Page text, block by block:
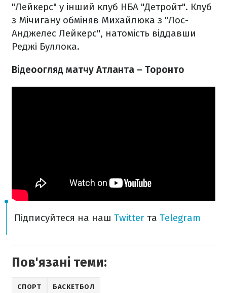
"Лейкерс" у інший клуб НБА "Детройт". Клуб
з Мічигану обміняв Михайлюка з "Лос-
Анджелес Лейкерс", натомість віддавши
Реджі Буллока.
Відеоогляд матчу Атланта – Торонто
Підписуйтеся на наш Twitter та Telegram
Пов'язані теми:
СПОРТ БАСКЕТБОЛ